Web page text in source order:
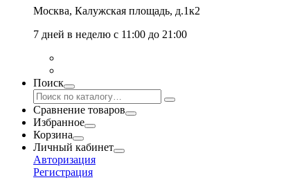
Москва, Калужская площадь, д.1к2
7 дней в неделю с 11:00 до 21:00
Поиск
Сравнение товаров
Избранное
Корзина
Личный кабинет
Авторизация
Регистрация